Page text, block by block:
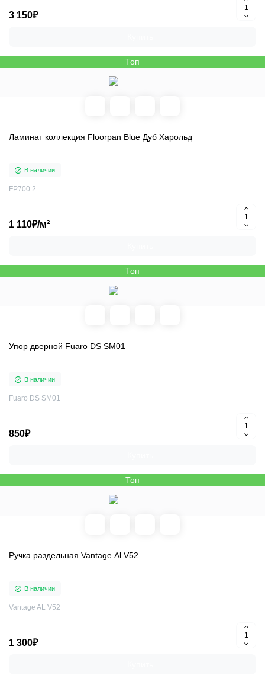
3 150₽
Топ
Ламинат коллекция Floorpan Blue Дуб Харольд
В наличии
FP700.2
1 110₽/м²
Топ
Упор дверной Fuaro DS SM01
В наличии
Fuaro DS SM01
850₽
Топ
Ручка раздельная Vantage Al V52
В наличии
Vantage AL V52
1 300₽